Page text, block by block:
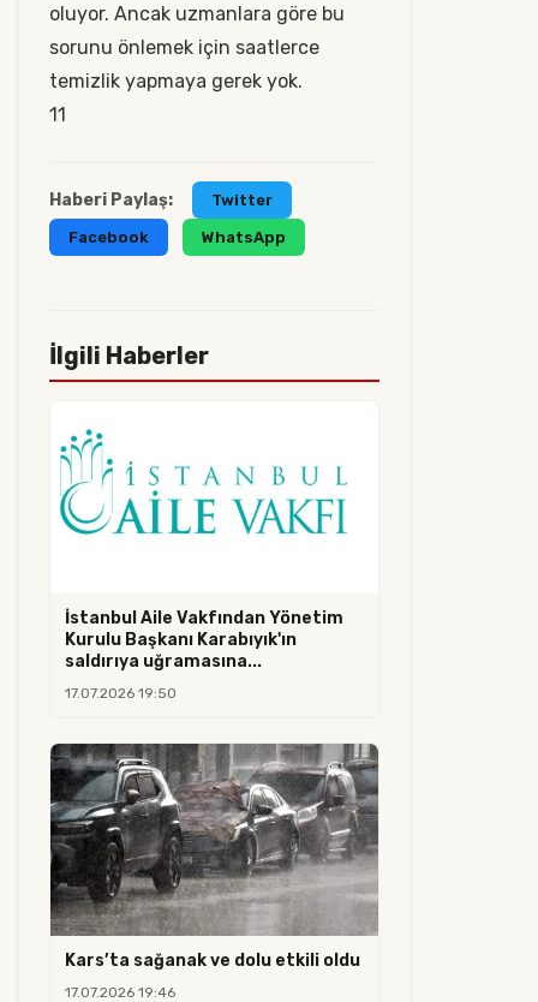
oluyor. Ancak uzmanlara göre bu
sorunu önlemek için saatlerce
temizlik yapmaya gerek yok.
11
Haberi Paylaş: Twitter
Facebook WhatsApp
İlgili Haberler
İstanbul Aile Vakfından Yönetim
Kurulu Başkanı Karabıyık'ın
saldırıya uğramasına...
17.07.2026 19:50
Kars’ta sağanak ve dolu etkili oldu
17.07.2026 19:46